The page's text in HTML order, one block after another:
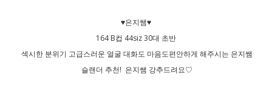
♥은지쌤♥
164 B컵 44siz 30대 초반
섹시한 분위기 고급스러운 얼굴 대화도 마음도편안하게 해주시는 은지쌤
슬랜더 추천! 은지쌤 강추드려요♡